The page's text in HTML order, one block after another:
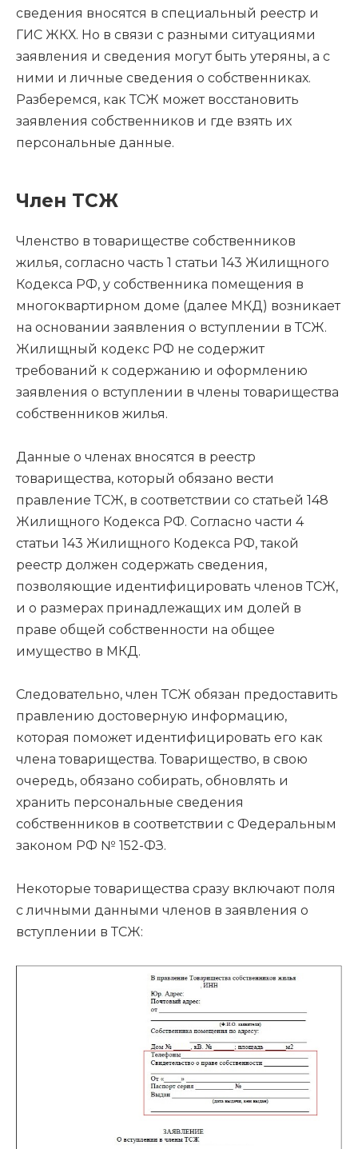
сведения вносятся в специальный реестр и
ГИС ЖКХ. Но в связи с разными ситуациями
заявления и сведения могут быть утеряны, а с
ними и личные сведения о собственниках.
Разберемся, как ТСЖ может восстановить
заявления собственников и где взять их
персональные данные.
Член ТСЖ
Членство в товариществе собственников
жилья, согласно часть 1 статьи 143 Жилищного
Кодекса РФ, у собственника помещения в
многоквартирном доме (далее МКД) возникает
на основании заявления о вступлении в ТСЖ.
Жилищный кодекс РФ не содержит
требований к содержанию и оформлению
заявления о вступлении в члены товарищества
собственников жилья.
Данные о членах вносятся в реестр
товарищества, который обязано вести
правление ТСЖ, в соответствии со статьей 148
Жилищного Кодекса РФ. Согласно части 4
статьи 143 Жилищного Кодекса РФ, такой
реестр должен содержать сведения,
позволяющие идентифицировать членов ТСЖ,
и о размерах принадлежащих им долей в
праве общей собственности на общее
имущество в МКД.
Следовательно, член ТСЖ обязан предоставить
правлению достоверную информацию,
которая поможет идентифицировать его как
члена товарищества. Товарищество, в свою
очередь, обязано собирать, обновлять и
хранить персональные сведения
собственников в соответствии с Федеральным
законом РФ № 152-ФЗ.
Некоторые товарищества сразу включают поля
с личными данными членов в заявления о
вступлении в ТСЖ: